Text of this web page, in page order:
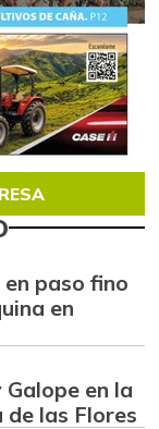
paso fino
en
en la
las Flores